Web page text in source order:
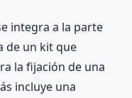
integra a la parte
de un kit que
la fijación de una
incluye una